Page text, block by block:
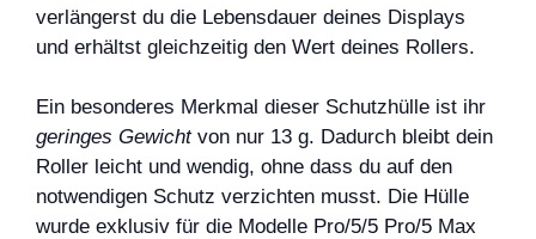
verlängerst du die Lebensdauer deines Displays
und erhältst gleichzeitig den Wert deines Rollers.
Ein besonderes Merkmal dieser Schutzhülle ist ihr
geringes Gewichtvon nur 13 g. Dadurch bleibt dein
Roller leicht und wendig, ohne dass du auf den
notwendigen Schutz verzichten musst. Die Hülle
wurde exklusiv für die Modelle Pro/5/5 Pro/5 Max